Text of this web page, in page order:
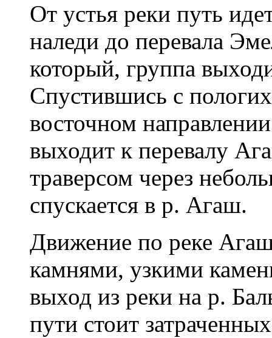
От устья реки путь
наледи до перевала
который, группа
Спустившись с
восточном
выходит к перевалу
траверсом через
спускается в р. Агаш.
Движение по реке
камнями, узкими
выход из реки на р.
пути стоит